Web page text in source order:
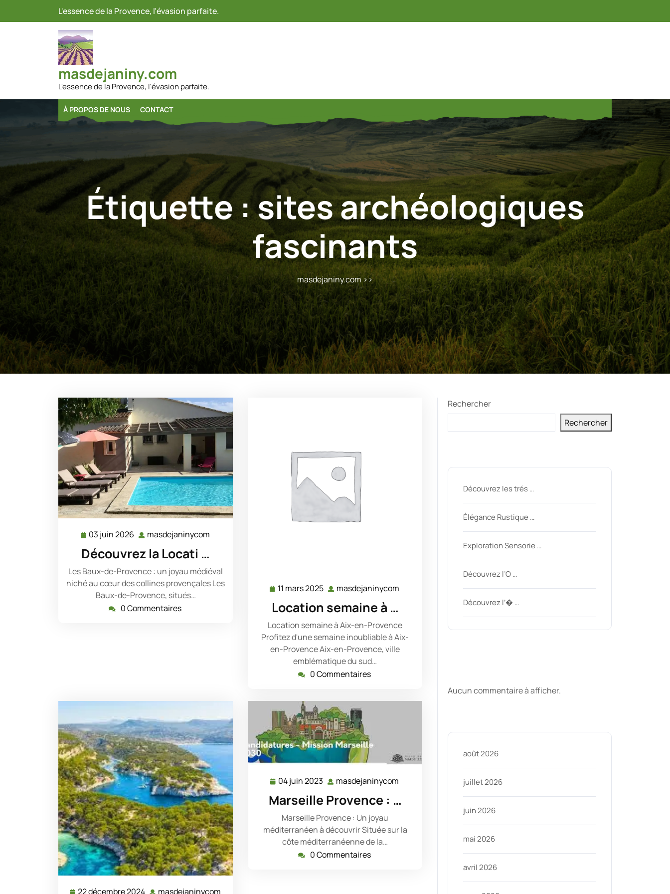
L'essence de la Provence, l'évasion parfaite.
masdejaniny.com
L'essence de la Provence, l'évasion parfaite.
À PROPOS DE NOUS CONTACT
Étiquette :sites archéologiques
fascinants
masdejaniny.com>>
03 juin 2026 03
2026
masdejaninycom
Découvrez la Locati …
Les Baux-de-Provence : un joyau médiéval
niché au cœur des collines provençales Les
Baux-de-Provence, situés…
0 Commentaires
11 mars 2025 11
2025
masdejaninycom
Location semaine à …
Location semaine à Aix-en-Provence
Profitez d'une semaine inoubliable à Aix-
en-Provence Aix-en-Provence, ville
emblématique du sud…
0 Commentaires
22 décembre 2024 masdejaninycom
04 juin 2023 04
juin
2023
masdejaninycom
Marseille Provence : …
Marseille Provence : Un joyau
méditerranéen à découvrir Située sur la
côte méditerranéenne de la…
0 Commentaires
Rechercher
Rechercher
Découvrez les trés …
Élégance Rustique …
Exploration Sensorie …
Découvrez l’O …
Découvrez l’� …
Aucun commentaire à afficher.
août 2026
juillet 2026
juin 2026
mai 2026
avril 2026